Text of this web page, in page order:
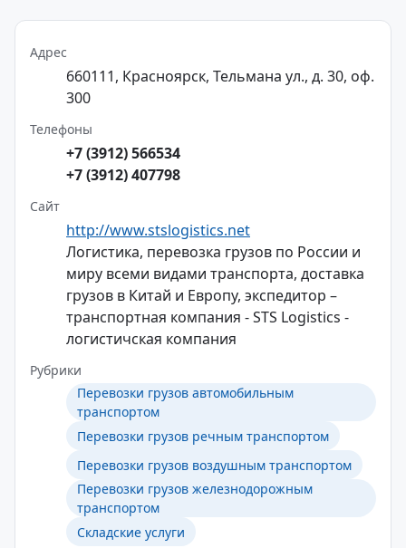
Адрес
660111, Красноярск, Тельмана ул., д. 30, оф.
300
Телефоны
+7 (3912) 566534
+7 (3912) 407798
Сайт
http://www.stslogistics.net
Логистика, перевозка грузов по России и
миру всеми видами транспорта, доставка
грузов в Китай и Европу, экспедитор –
транспортная компания - STS Logistics -
логистичская компания
Рубрики
Перевозки грузов автомобильным
транспортом
Перевозки грузов речным транспортом
Перевозки грузов воздушным транспортом
Перевозки грузов железнодорожным
транспортом
Складские услуги